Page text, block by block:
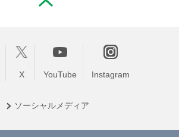
X YouTube Instagram
ソーシャル メディア